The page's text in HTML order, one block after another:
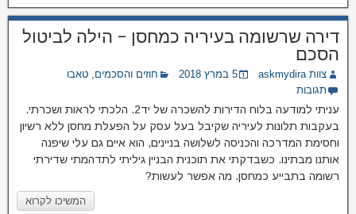
דירה שרשומה בעיריה כמחסן – הילה לביטול
הסכם
צוות askmydira 5 במרץ 2018 חוזים והסכמים, טאבו
תגובות
עניתי למודעה בלוח הדירות להשכרה של יד2. הלכתי לראות ושכרתי.
בעקבות תלונות לעיריה שקיבל בעל עסק על הפעלת מחסן ללא רשיון
וחסימת המדרכה והכניסה לשלושה בניינים, הוא איים גם עלי שיפנה
אותנו מבתינו. כשבדקתי את תוכנית הבניין גיליתי לתדהמתי שדירתי
רשומה בתבײע כמחסן. מה אפשר לעשות?
המשיכו לקרוא